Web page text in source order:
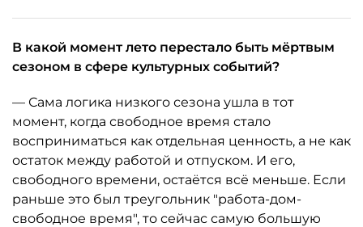
В какой момент лето перестало быть мёртвым
сезоном в сфере культурных событий?
— Сама логика низкого сезона ушла в тот
момент, когда свободное время стало
восприниматься как отдельная ценность, а не как
остаток между работой и отпуском. И его,
свободного времени, остаётся всё меньше. Если
раньше это был треугольник "работа-дом-
свободное время", то сейчас самую большую